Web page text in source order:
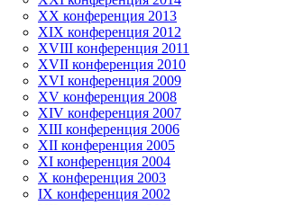
XX конференция 2013
XIX конференция 2012
XVIII конференция 2011
XVII конференция 2010
XVI конференция 2009
XV конференция 2008
XIV конференция 2007
XIII конференция 2006
XII конференция 2005
XI конференция 2004
X конференция 2003
IX конференция 2002